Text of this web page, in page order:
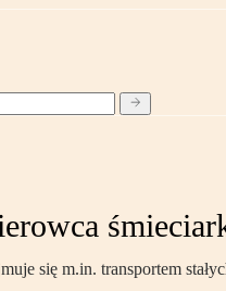
się m.in. transportem